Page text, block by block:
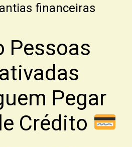
financeiras
Pessoas
Pegar
Crédito